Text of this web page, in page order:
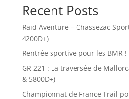
Recent Posts
Raid Aventure – Chassezac
4200D+)
Rentrée sportive pour les BMR !
GR 221 : La traversée de
& 5800D+)
Championnat de France Trail